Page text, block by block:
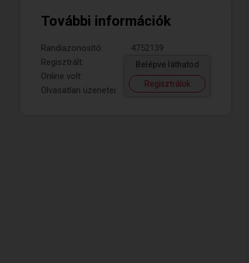
További információk
Randiazonosító:
4752139
Regisztrált:
Online volt:
Olvasatlan üzenetei:
Belépve láthatod
Regisztrálok